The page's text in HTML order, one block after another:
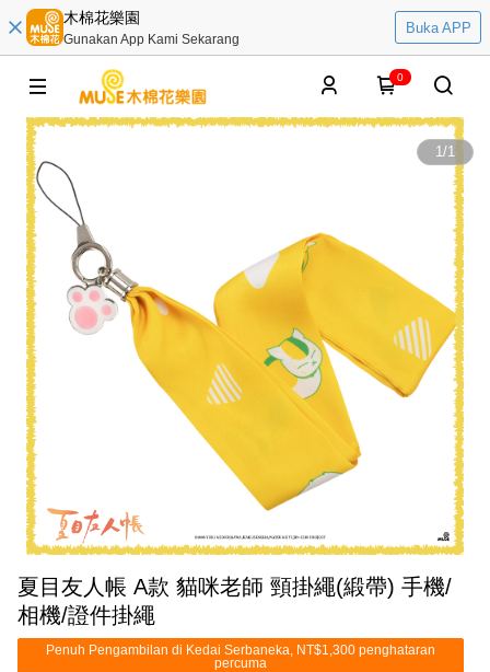
木棉花樂園
Gunakan App Kami Sekarang
Buka APP
0
1/1
夏目友人帳 A款 貓咪老師 頸掛繩(緞帶) 手機/
相機/證件掛繩
Penuh Pengambilan di Kedai Serbaneka, NT$1,300 penghataran
percuma